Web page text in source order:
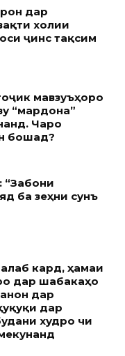
дар
холии
ҷинс тақсим
мавзуъҳоро
“мардона”
Чаро
бошад?
ба зеҳни сунъӣ
кард, ҳамаи
дар шабакаҳо
дар
дар
худро чи